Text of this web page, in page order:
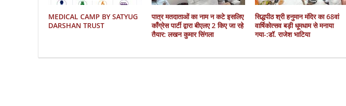
MEDICAL CAMP BY SATYUG
DARSHAN TRUST
पात्र मतदाताओं का नाम न कटे इसलिए
काँग्रेस पार्टी द्वारा बीएलए 2 किए जा रहे
तैयार: लखन कुमार सिंगला
सिद्धपीठ श्री हनुमान मंदिर का 68वां
वार्षिकोत्सव बड़ी धूमधाम से मनाया
गया-:डॉ. राजेश भाटिया